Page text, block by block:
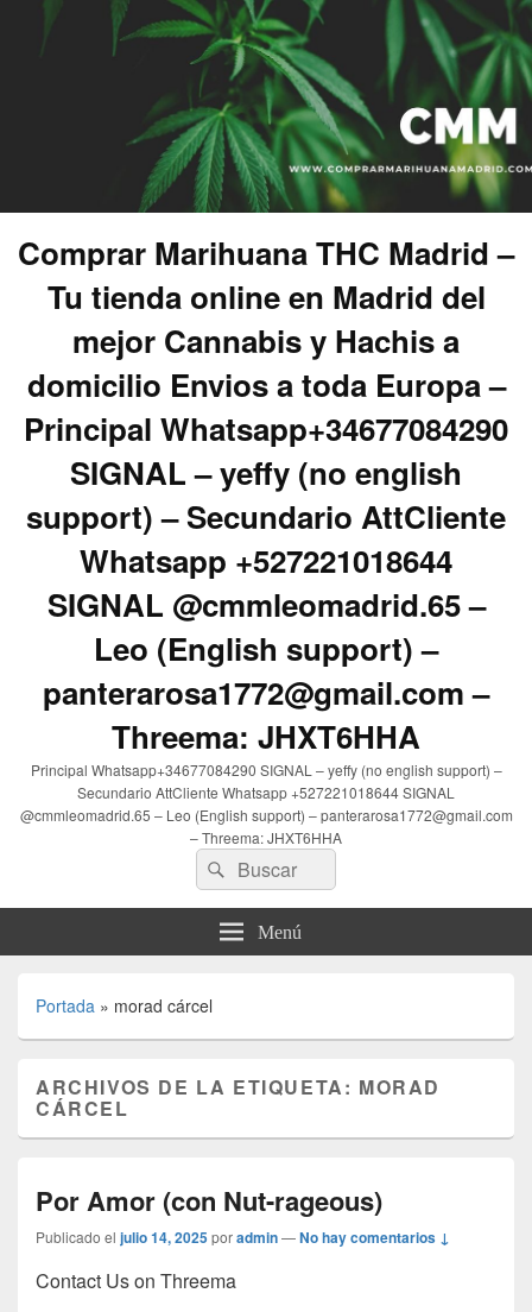
Comprar Marihuana THC Madrid –
Tu tienda online en Madrid del
mejor Cannabis y Hachis a
domicilio Envios a toda Europa –
Principal Whatsapp+34677084290
SIGNAL – yeffy (no english
support) – Secundario AttCliente
Whatsapp +527221018644
SIGNAL @cmmleomadrid.65 –
Leo (English support) –
panterarosa1772@gmail.com –
Threema: JHXT6HHA
Principal Whatsapp+34677084290 SIGNAL – yeffy (no english support) –
Secundario AttCliente Whatsapp +527221018644 SIGNAL
@cmmleomadrid.65 – Leo (English support) – panterarosa1772@gmail.com
– Threema: JHXT6HHA
Buscar
por:
Buscar
Menú
Portada » morad cárcel
ARCHIVOS DE LA ETIQUETA: MORAD
CÁRCEL
Por Amor (con Nut-rageous)
Publicado el julio 14, 2025poradmin—No hay comentarios ↓
Contact Us on Threema